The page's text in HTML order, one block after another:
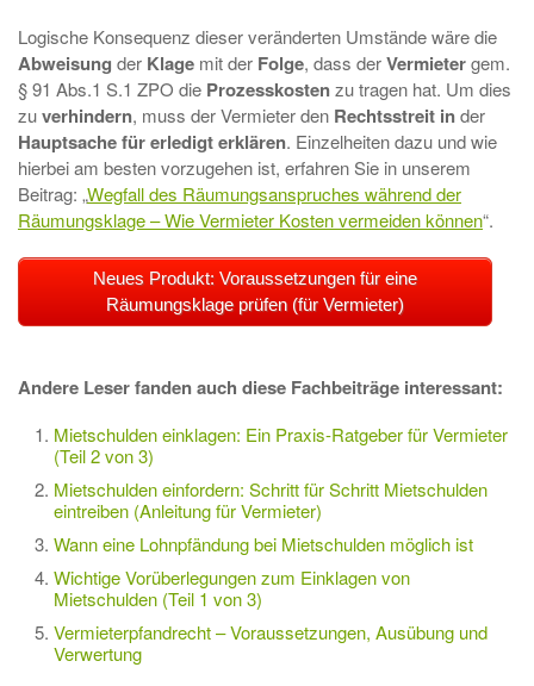
Logische Konsequenz dieser veränderten Umstände wäre die
Abweisung der Klage mit der Folge, dass derVermietergem.
§ 91 Abs.1 S.1 ZPO die Prozesskostenzu tragen hat. Um dies
zuverhindern, muss der Vermieter den Rechtsstreit inder
Hauptsache für erledigt erklären. Einzelheiten dazu und wie
hierbei am besten vorzugehen ist, erfahren Sie in unserem
Beitrag: „Wegfall des Räumungsanspruches während der
Räumungsklage – Wie Vermieter Kosten vermeiden können“.
Neues Produkt: Voraussetzungen für eine
Räumungsklage prüfen (für Vermieter)
Andere Leser fanden auch diese Fachbeiträge interessant:
Mietschulden einklagen: Ein Praxis-Ratgeber für Vermieter
(Teil 2 von 3)
Mietschulden einfordern: Schritt für Schritt Mietschulden
eintreiben (Anleitung für Vermieter)
Wann eine Lohnpfändung bei Mietschulden möglich ist
Wichtige Vorüberlegungen zum Einklagen von
Mietschulden (Teil 1 von 3)
Vermieterpfandrecht – Voraussetzungen, Ausübung und
Verwertung